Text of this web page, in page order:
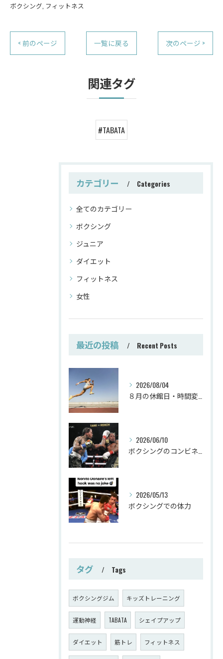
ボクシング フィットネス
< 前のページ 一覧に戻る 次のページ >
関連タグ
#TABATA
カテゴリー Categories
全てのカテゴリー
ボクシング
ジュニア
ダイエット
フィットネス
女性
最近の投稿 Recent Posts
2026/08/04
2026/06/10
2026/05/13
ボクシングでの体力
タグ Tags
ボクシングジム キッズトレーニング
運動神経 TABATA シェイプアップ
ダイエット 筋トレ フィットネス